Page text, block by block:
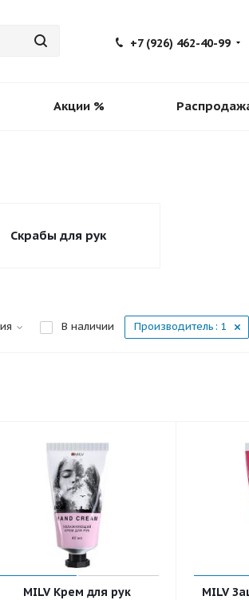
+7 (926) 462-40-99
Акции %
Скрабы для рук
В наличии Производитель: 1
MILV Крем для рук
MILV